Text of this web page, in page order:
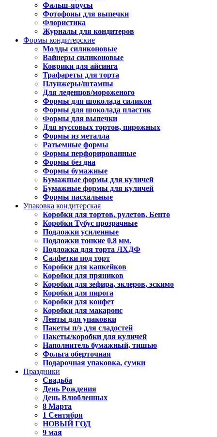
Фальш-ярусы
Фотофоны для выпечки
Флористика
Журналы для кондитеров
Формы кондитерские
Молды силиконовые
Вайнеры силиконовые
Коврики для айсинга
Трафареты для торта
Плунжеры/штампы
Для леденцов/мороженого
Формы для шоколада силикон
Формы для шоколада пластик
Формы для выпечки
Для муссовых тортов, пирожных
Формы из металла
Разъемные формы
Формы перфорированные
Формы без дна
Формы бумажные
Бумажные формы для куличей
Бумажные формы для куличей
Формы пасхальные
Упаковка кондитерская
Коробки для тортов, рулетов, Бенто
Коробки Тубус прозрачные
Подложки усиленные
Подложки тонкие 0,8 мм.
Подложка для торта ЛХДФ
Салфетки под торт
Коробки для капкейков
Коробки для пряников
Коробки для зефира, эклеров, эскимо
Коробки для пирога
Коробки для конфет
Коробки для макаронс
Ленты для упаковки
Пакеты п/э для сладостей
Пакеты/коробки для куличей
Наполнитель бумажный, тишью
Фольга оберточная
Подарочная упаковка, сумки
Праздники
Свадьба
День Рождения
День Влюбленных
8 Марта
1 Сентября
НОВЫЙ ГОД
9 мая